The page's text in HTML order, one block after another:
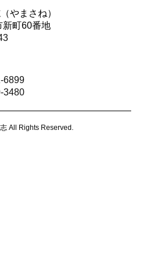
やまさね）
新町60番地
6899
3480
All Rights Reserved.